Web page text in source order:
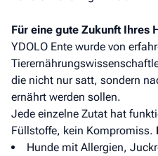
Für eine gute Zukunft Ihres
YDOLO Ente wurde von
die nicht nur satt, sondern
ernährt werden sollen.
Jede einzelne Zutat hat
Füllstoffe, kein Kompromiss.
Hunde mit Allergien,